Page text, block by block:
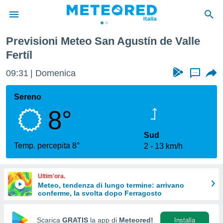
di
per
di
Web
le
Previsioni Meteo San Agustín de Valle
Fertíl
09:31 Domenica ...
Sereno
8°
Temp. percepita 8°
Sud
2
13 km/h
Ultim'ora.
Meteo, tendenza di lungo termine: arrivano
conferme, la svolta dopo Ferragosto
Scarica GRATIS la app di Meteored! Installa